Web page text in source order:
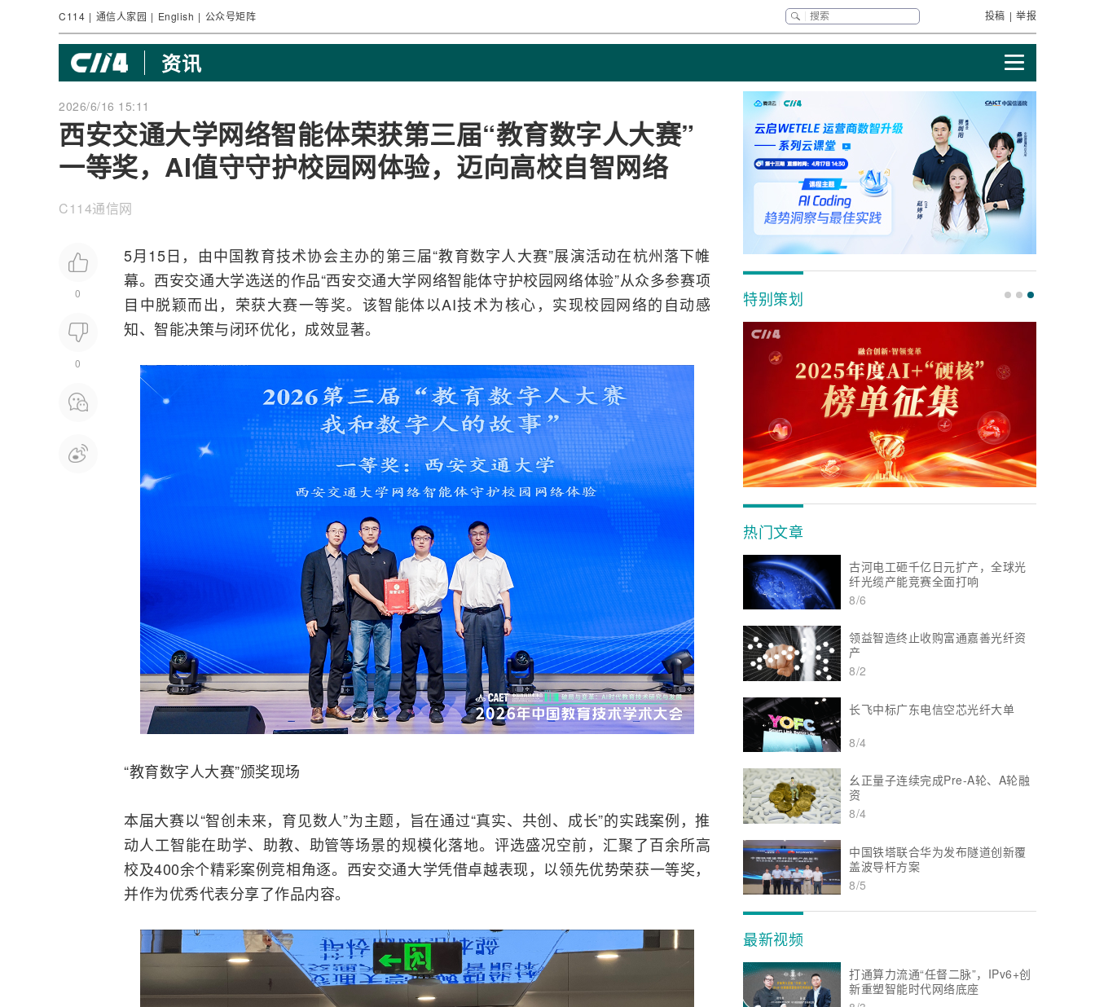
C114 | 通信人家园 | English | 公众号矩阵 投稿 | 举报
资讯
2026/6/16 15:11
西安交通大学网络智能体荣获第三届“教育数字人大赛”
一等奖，AI值守守护校园网体验，迈向高校自智网络
C114通信网
0
0
5月15日，由中国教育技术协会主办的第三届“教育数字人大赛”展演活动在杭州落下帷
幕。西安交通大学选送的作品“西安交通大学网络智能体守护校园网络体验”从众多参赛项
目中脱颖而出，荣获大赛一等奖。该智能体以AI技术为核心，实现校园网络的自动感
知、智能决策与闭环优化，成效显著。
“教育数字人大赛”颁奖现场
本届大赛以“智创未来，育见数人”为主题，旨在通过“真实、共创、成长”的实践案例，推
动人工智能在助学、助教、助管等场景的规模化落地。评选盛况空前，汇聚了百余所高
校及400余个精彩案例竞相角逐。西安交通大学凭借卓越表现，以领先优势荣获一等奖，
并作为优秀代表分享了作品内容。
特别策划
热门文章
古河电工砸千亿日元扩产，全球光
纤光缆产能竞赛全面打响
8/6
领益智造终止收购富通嘉善光纤资
产
8/2
长飞中标广东电信空芯光纤大单
8/4
幺正量子连续完成Pre-A轮、A轮融
资
8/4
中国铁塔联合华为发布隧道创新覆
盖波导杆方案
8/5
最新视频
打通算力流通“任督二脉”，IPv6+创
新重塑智能时代网络底座